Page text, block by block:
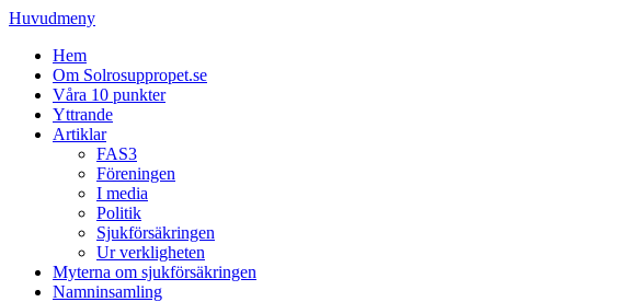
Huvudmeny
Hem
Om Solrosuppropet.se
Våra 10 punkter
Yttrande
Artiklar
FAS3
Föreningen
I media
Politik
Sjukförsäkringen
Ur verkligheten
Myterna om sjukförsäkringen
Namninsamling